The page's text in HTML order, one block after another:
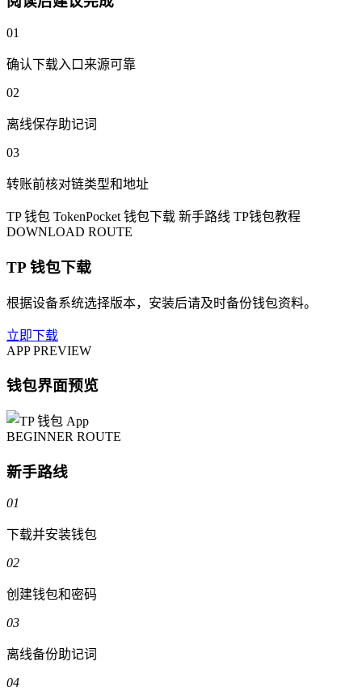
01
确认下载入口来源可靠
02
离线保存助记词
03
转账前核对链类型和地址
TP 钱包 TokenPocket 钱包下载 新手路线 TP钱包教程
DOWNLOAD ROUTE
TP 钱包下载
根据设备系统选择版本，安装后请及时备份钱包资料。
立即下载
APP PREVIEW
钱包界面预览
BEGINNER ROUTE
新手路线
01
下载并安装钱包
02
创建钱包和密码
03
离线备份助记词
04